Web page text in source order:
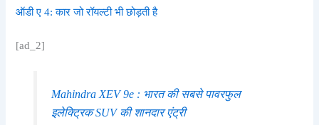
ऑडी ए 4: कार जो रॉयल्टी भी छोड़ती है
[ad_2]
Mahindra XEV 9e : भारत की सबसे पावरफुल
इलेक्ट्रिक SUV की शानदार एंट्री